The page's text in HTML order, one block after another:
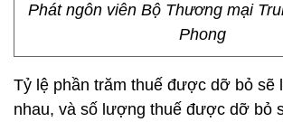
Phát ngôn viên Bộ Thương mại
Phong
Tỷ lệ phần trăm thuế được dỡ bỏ sẽ
nhau, và số lượng thuế được dỡ bỏ